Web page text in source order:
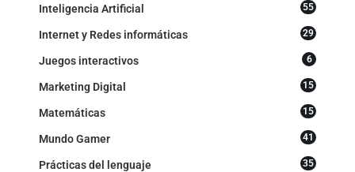
Inteligencia Artificial 55
Internet y Redes informáticas 29
Juegos interactivos 6
Marketing Digital 15
Matemáticas 15
Mundo Gamer 41
Prácticas del lenguaje 35